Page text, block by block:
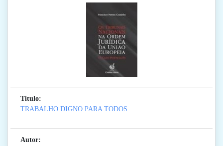
Titulo:
TRABALHO DIGNO PARA TODOS
Autor: